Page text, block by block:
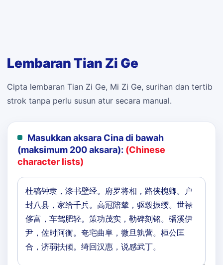
Lembaran Tian Zi Ge
Cipta lembaran Tian Zi Ge, Mi Zi Ge, surihan dan tertib
strok tanpa perlu susun atur secara manual.
Masukkan aksara Cina di bawah
(maksimum 200 aksara): (Chinese
character lists)